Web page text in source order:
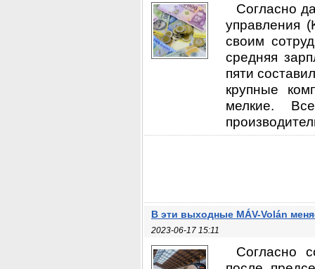
Согласно
управления
своим
средняя
пяти
крупные
мелкие.
В эти выходные MÁV-Volán
2023-06-17 15:11
Согласно